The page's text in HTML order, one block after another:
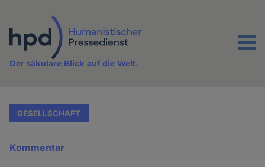
Inhalt
Menu
Der säkulare Blick auf die Welt.
GESELLSCHAFT
Kommentar